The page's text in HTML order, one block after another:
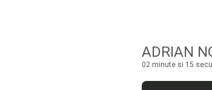
ADRIAN
02 minute si 15